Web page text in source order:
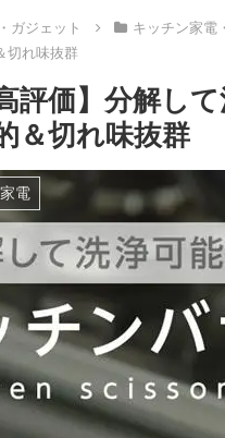
ガジェット キッチン家電
切れ味抜群
評価】分解し
＆切れ味抜群
電